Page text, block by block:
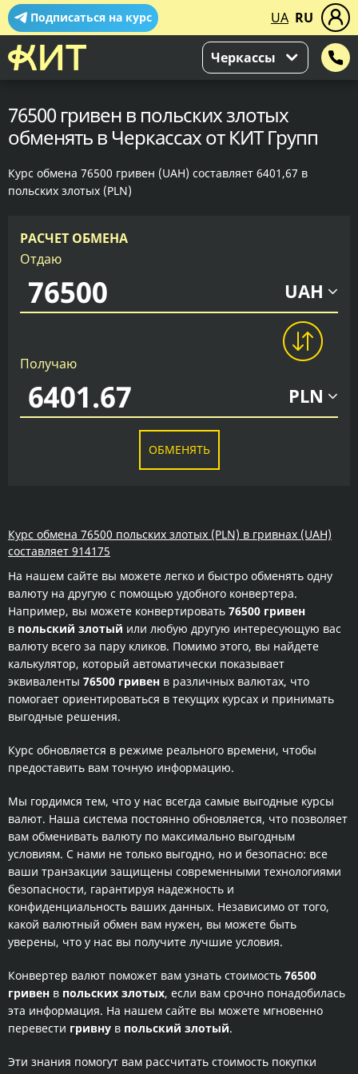
Подписаться на курс UA RU
Черкассы
76500 гривен в польских злотых
обменять в Черкассах от КИТ Групп
Курс обмена 76500 гривен (UAH) составляет 6401,67 в
польских злотых (PLN)
РАСЧЕТ ОБМЕНА
Отдаю
UAH
Получаю
PLN
ОБМЕНЯТЬ
Курс обмена 76500 польских злотых (PLN) в гривнах (UAH)
составляет 914175
На нашем сайте вы можете легко и быстро обменять одну
валюту на другую с помощью удобного конвертера.
Например, вы можете конвертировать 76500 гривен
в польский злотый или любую другую интересующую вас
валюту всего за пару кликов. Помимо этого, вы найдете
калькулятор, который автоматически показывает
эквиваленты 76500 гривен в различных валютах, что
помогает ориентироваться в текущих курсах и принимать
выгодные решения.
Курс обновляется в режиме реального времени, чтобы
предоставить вам точную информацию.
Мы гордимся тем, что у нас всегда самые выгодные курсы
валют. Наша система постоянно обновляется, что позволяет
вам обменивать валюту по максимально выгодным
условиям. С нами не только выгодно, но и безопасно: все
ваши транзакции защищены современными технологиями
безопасности, гарантируя надежность и
конфиденциальность ваших данных. Независимо от того,
какой валютный обмен вам нужен, вы можете быть
уверены, что у нас вы получите лучшие условия.
Конвертер валют поможет вам узнать стоимость 76500
гривен в польских злотых, если вам срочно понадобилась
эта информация. На нашем сайте вы можете мгновенно
перевести гривну в польский злотый.
Эти знания помогут вам рассчитать стоимость покупки